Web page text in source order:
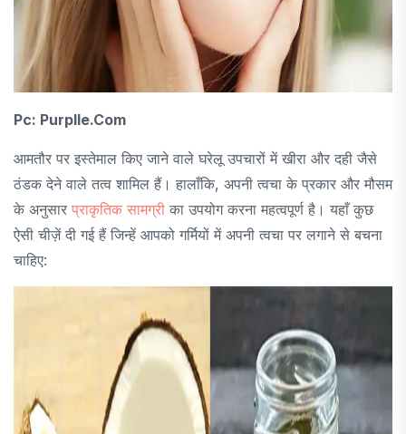
Pc: Purplle.com
आमतौर पर इस्तेमाल किए जाने वाले घरेलू उपचारों में खीरा और दही जैसे
ठंडक देने वाले तत्व शामिल हैं। हालाँकि, अपनी त्वचा के प्रकार और मौसम
के अनुसार प्राकृतिक सामग्री का उपयोग करना महत्वपूर्ण है। यहाँ कुछ
ऐसी चीज़ें दी गई हैं जिन्हें आपको गर्मियों में अपनी त्वचा पर लगाने से बचना
चाहिए: